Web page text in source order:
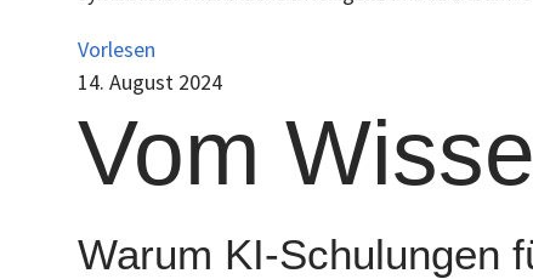
Vorlesen
14. August 2024
Vom
Warum KI-Schulungen